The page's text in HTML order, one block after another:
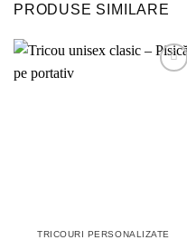
PRODUSE SIMILARE
TRICOURI PERSONALIZATE